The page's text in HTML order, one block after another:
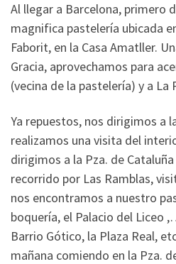
Al llegar a Barcelona, primero
magnifica pastelería ubicada
Faborit, en la Casa Amatller.
Gracia, aprovechamos para
(vecina de la pastelería) y a La
Ya repuestos, nos dirigimos a
realizamos una visita del
dirigimos a la Pza. de
recorrido por Las Ramblas,
nos encontramos a nuestro
boquería, el Palacio del Liceo
Barrio Gótico, la Plaza Real,
mañana comiendo en la Pza.